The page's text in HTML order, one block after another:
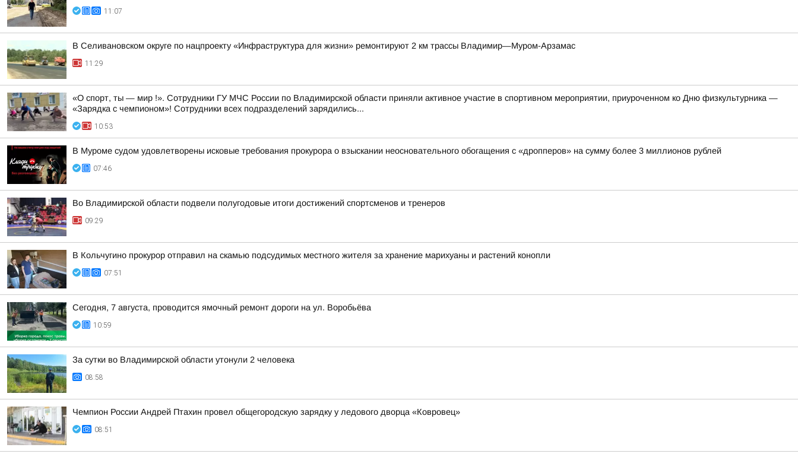
11:07
В Селивановском округе по нацпроекту «Инфраструктура для жизни» ремонтируют 2 км трассы Владимир—Муром-Арзамас
11:29
«О спорт, ты — мир !». Сотрудники ГУ МЧС России по Владимирской области приняли активное участие в спортивном мероприятии, приуроченном ко Дню физкультурника —
«Зарядка с чемпионом»! Сотрудники всех подразделений зарядились...
10:53
В Муроме судом удовлетворены исковые требования прокурора о взыскании неосновательного обогащения с «дропперов» на сумму более 3 миллионов рублей
07:46
Во Владимирской области подвели полугодовые итоги достижений спортсменов и тренеров
09:29
В Кольчугино прокурор отправил на скамью подсудимых местного жителя за хранение марихуаны и растений конопли
07:51
Сегодня, 7 августа, проводится ямочный ремонт дороги на ул. Воробьёва
10:59
За сутки во Владимирской области утонули 2 человека
08:58
Чемпион России Андрей Птахин провел общегородскую зарядку у ледового дворца «Ковровец»
08:51